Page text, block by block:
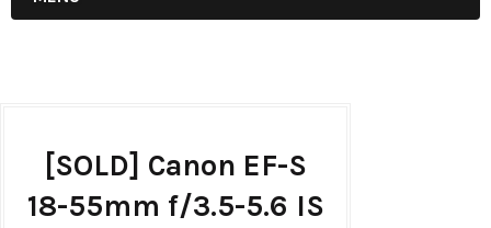
[SOLD] Canon EF-S
18-55mm f/3.5-5.6 IS